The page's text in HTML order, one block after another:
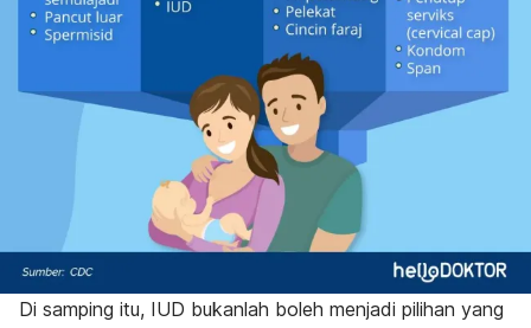
Di samping itu, IUD bukanlah boleh menjadi pilihan yang